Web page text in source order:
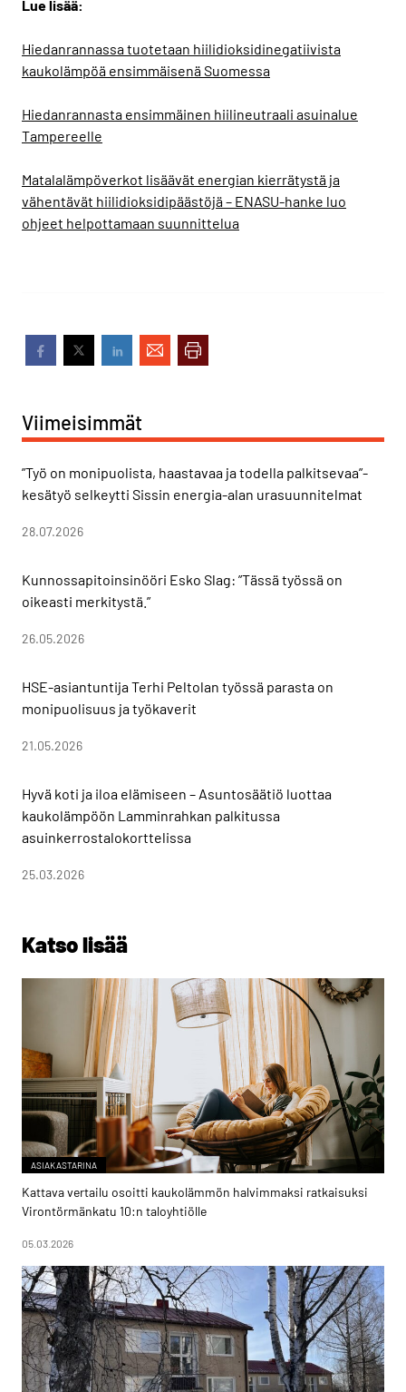
Lue lisää:
Hiedanrannassa tuotetaan hiilidioksidinegatiivista
kaukolämpöä ensimmäisenä Suomessa
Hiedanrannasta ensimmäinen hiilineutraali asuinalue
Tampereelle
Matalalämpöverkot lisäävät energian kierrätystä ja
vähentävät hiilidioksidipäästöjä – ENASU-hanke luo
ohjeet helpottamaan suunnittelua
Viimeisimmät
”Työ on monipuolista, haastavaa ja todella palkitsevaa”-
kesätyö selkeytti Sissin energia-alan urasuunnitelmat
28.07.2026
Kunnossapitoinsinööri Esko Slag: ”Tässä työssä on
oikeasti merkitystä.”
26.05.2026
HSE-asiantuntija Terhi Peltolan työssä parasta on
monipuolisuus ja työkaverit
21.05.2026
Hyvä koti ja iloa elämiseen – Asuntosäätiö luottaa
kaukolämpöön Lamminrahkan palkitussa
asuinkerrostalokorttelissa
25.03.2026
Katso lisää
ASIAKASTARINA
Kattava vertailu osoitti kaukolämmön halvimmaksi ratkaisuksi
Virontörmänkatu 10:n taloyhtiölle
05.03.2026